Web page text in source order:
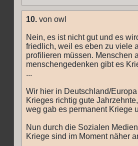
10. von owl
Nein, es ist nicht gut und es
friedlich, weil es eben zu viele
profilieren müssen. Menschen
menschengedenken gibt es
...
Wir hier in Deutschland/
Krieges richtig gute
weg gab es permanent Kriege
Nun durch die Sozialen
Kriege sind im Moment näher